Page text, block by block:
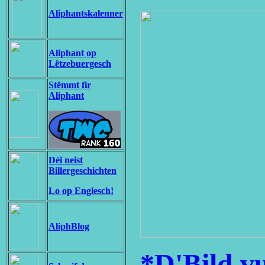
Aliphantskalenner
Aliphant op
Lëtzebuergesch
Stëmmt fir
Aliphant
Déi neist
Billergeschichten
Lo op Englesch!
AliphBlog